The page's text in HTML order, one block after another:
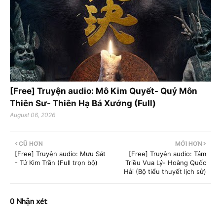
[Free] Truyện audio: Mô Kim Quyết- Quỷ Môn
Thiên Sư- Thiên Hạ Bá Xướng (Full)
August 06, 2026
MỚI HƠN
[Free] Truyện audio: Tám
Triều Vua Lý- Hoàng Quốc
Hải (Bộ tiểu thuyết lịch sử)
CŨ HƠN
[Free] Truyện audio: Mưu Sát
- Tử Kim Trần (Full trọn bộ)
0 Nhận xét